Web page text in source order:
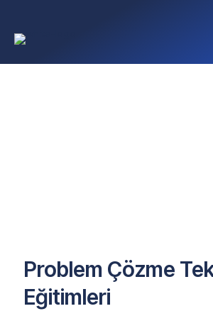
Problem Çözme
Eğitimleri